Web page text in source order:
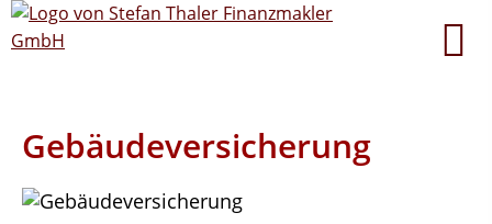
Gebäudeversicherung